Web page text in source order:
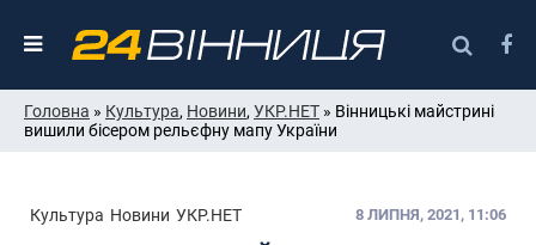
Головна » Культура, Новини, УКР.НЕТ » Вінницькі майстрині
вишили бісером рельєфну мапу України
Культура Новини УКР.НЕТ 8 ЛИПНЯ, 2021, 11:06